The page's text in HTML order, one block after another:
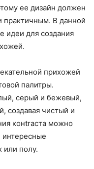
ее дизайн должен
практичным. В данной
идеи для создания
прихожей
палитры.
серый и бежевый,
создавая чистый и
конtrаста можно
интересные
или полу.